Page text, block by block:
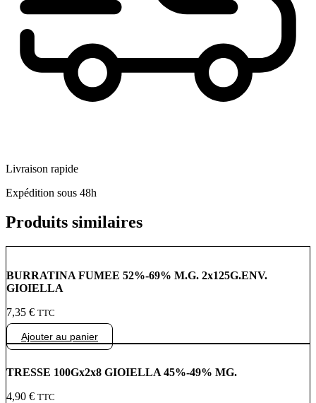
Livraison rapide
Expédition sous 48h
Produits similaires
BURRATINA FUMEE 52%-69% M.G. 2x125G.ENV.
GIOIELLA
7,35 € TTC
Ajouter au panier
TRESSE 100Gx2x8 GIOIELLA 45%-49% MG.
4,90 € TTC